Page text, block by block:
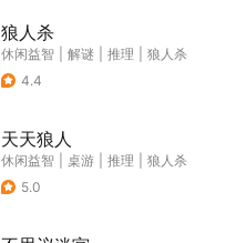
狼人杀
休闲益智 解谜 推理
狼人杀
4.4
天天狼人
休闲益智 桌游 推理
狼人杀
5.0